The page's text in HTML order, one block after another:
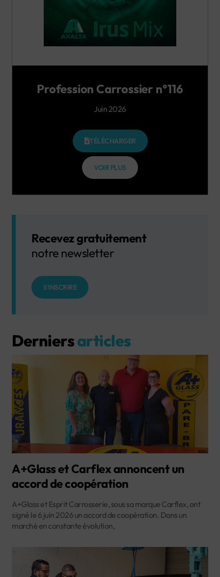
Profession Carrossier n°116
Juin 2026
TÉLÉCHARGER
VOIR PLUS
Recevez gratuitement
notre newsletter
S'INSCRIRE
Derniersarticles
A+Glass et Carflex annoncent un
accord de coopération
A+Glass et Esprit Carrosserie, sous sa marque Carflex, ont
signé le 6 juin 2026 un accord de coopération. Dans un
marché en constante évolution,